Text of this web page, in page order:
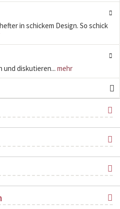
in schickem Design. So schick
und diskutieren... mehr